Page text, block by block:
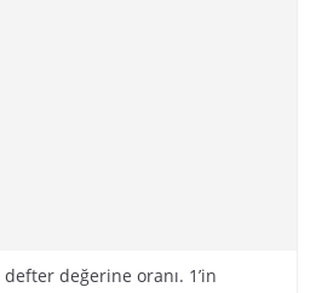
değerine oranı. 1’in